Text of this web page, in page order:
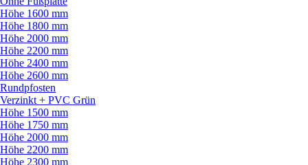
Höhe 1600 mm
Höhe 1800 mm
Höhe 2000 mm
Höhe 2200 mm
Höhe 2400 mm
Höhe 2600 mm
Rundpfosten
Verzinkt + PVC Grün
Höhe 1500 mm
Höhe 1750 mm
Höhe 2000 mm
Höhe 2200 mm
Höhe 2300 mm